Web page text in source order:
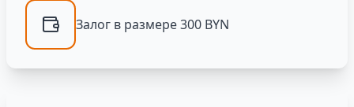
Залог в размере 300 BYN